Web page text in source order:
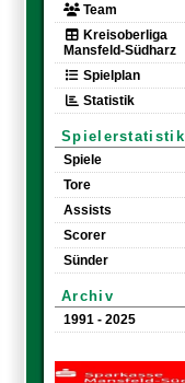
Team
Kreisoberliga
Mansfeld-Südharz
Spielplan
Statistik
Spielerstatistik
Spiele
Tore
Assists
Scorer
Sünder
Archiv
1991 - 2025